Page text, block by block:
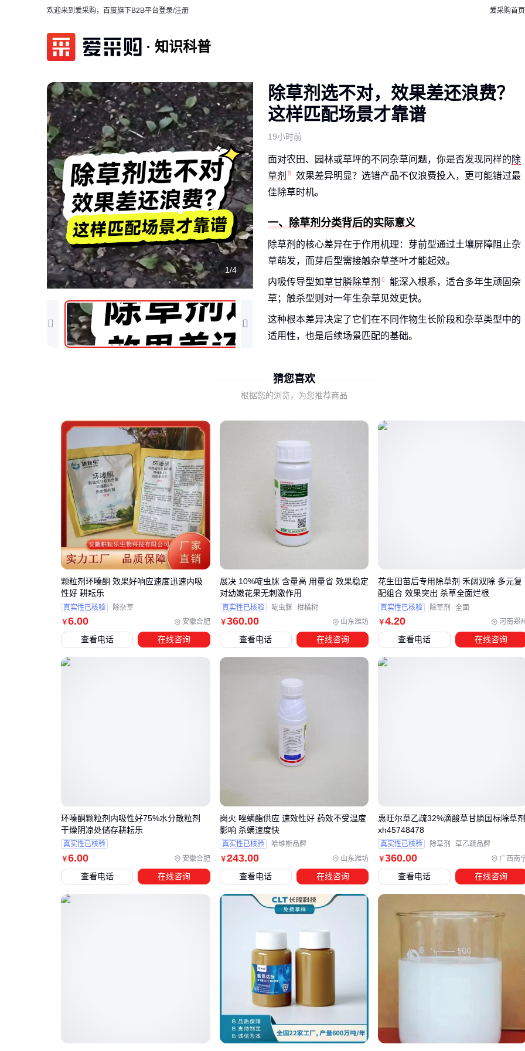
欢迎来到爱采购，百度旗下B2B平台登录/注册 爱采购首页
知识科普
1/4
除草剂选不对，效果差还浪费？
这样匹配场景才靠谱
19小时前
面对农田、园林或草坪的不同杂草问题，你是否发现同样的除
草剂
效果差异明显？选错产品不仅浪费投入，更可能错过最
佳除草时机。
一、除草剂分类背后的实际意义
除草剂的核心差异在于作用机理：芽前型通过土壤屏障阻止杂
草萌发，而芽后型需接触杂草茎叶才能起效。
内吸传导型如草甘膦除草剂
能深入根系，适合多年生顽固杂
草；触杀型则对一年生杂草见效更快。
这种根本差异决定了它们在不同作物生长阶段和杂草类型中的
适用性，也是后续场景匹配的基础。
园林灌木区更关注对木本杂草的根除效果
草坪养护追求低残留特性以避免草皮损伤
油菜田等经济作物需特别注意药剂对花期的影响
以油菜田为例，专用除草剂需同时解决禾本科与阔叶杂草问
题，普通广谱药剂反而可能抑制油菜生长。
理解这些场景特性，才能避免用荒地除草方案处理精细种植区
的误区。
除草剂选型的核心在于匹配杂草生长阶段与作物保护需求。
前除草剂
通过土壤处理形成药膜，对尚未出土的杂草种子有
显著抑制效果，适合在播种前或作物萌芽前使用；而
芽后除草
剂
则针对已生长出的杂草，通过茎叶吸收发挥作用，适用于
作物生长期的杂草控制。
关键判断维度包括：
杂草出土状态：未出土优先考虑芽前型，已生长则需芽后型
作物耐受性：部分芽后除草剂对特定作物更安全
环境残留要求：芽前药剂通常土壤残留期更长
对于农田等需要长期杂草控制的场景，可考虑芽前除草剂与
人工除草工具
油菜田还需注意部分芽后除草剂可能对十字花科作物产生药
害。
实际选型时建议建立三维决策模型：先锁定主要杂草种类，再
判断作物生长阶段（播种前/生长期/采收后），最后结合土壤湿
度、温度等环境条件调整。例如持续阴雨地区使用芽前除草剂
时，需关注药剂是否易被雨水冲刷失效。
四、除草剂效果打折扣？可能是配套装备没跟上
许多用户在采购除草剂后，常发现实际效果与预期存在差距。
这往往不是因为产品本身问题，而是忽略了配套工具的关键作
用。合适的喷雾器能确保药液均匀覆盖，而防护装备则直接关
系到操作安全。
在配套选择上需要重点关注：
猜您喜欢
根据您的浏览，为您推荐商品
￥6.00 安徽合肥
颗粒剂环嗪酮 效果好响应速度迅速内吸
性好 耕耘乐
真实性已核验 除杂草
查看电话 在线咨询
￥360.00 山东潍坊
展决 10%啶虫脒 含量高 用量省 效果稳定
对幼嫩花果无刺激作用
真实性已核验 啶虫脒 柑橘树
查看电话 在线咨询
￥4.20 河南郑
花生田苗后专用除草剂 禾阔双除 多元复
配组合 效果突出 杀草全面烂根
真实性已核验 除草剂 全面
查看电话 在线咨询
￥6.00 安徽合肥
环嗪酮颗粒剂内吸性好75%水分散粒剂
干燥阴凉处储存耕耘乐
真实性已核验
查看电话 在线咨询
￥243.00 山东潍坊
岗火 唑螨酯供应 速效性好 药效不受温度
影响 杀螨速度快
真实性已核验 哈维斯品牌
查看电话 在线咨询
￥360.00 广西南
惠旺尔草乙疏32%滴酸草甘膦国标除草剂
xh45748478
真实性已核验 除草剂 草乙疏品牌
查看电话 在线咨询